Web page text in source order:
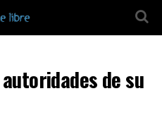
de su